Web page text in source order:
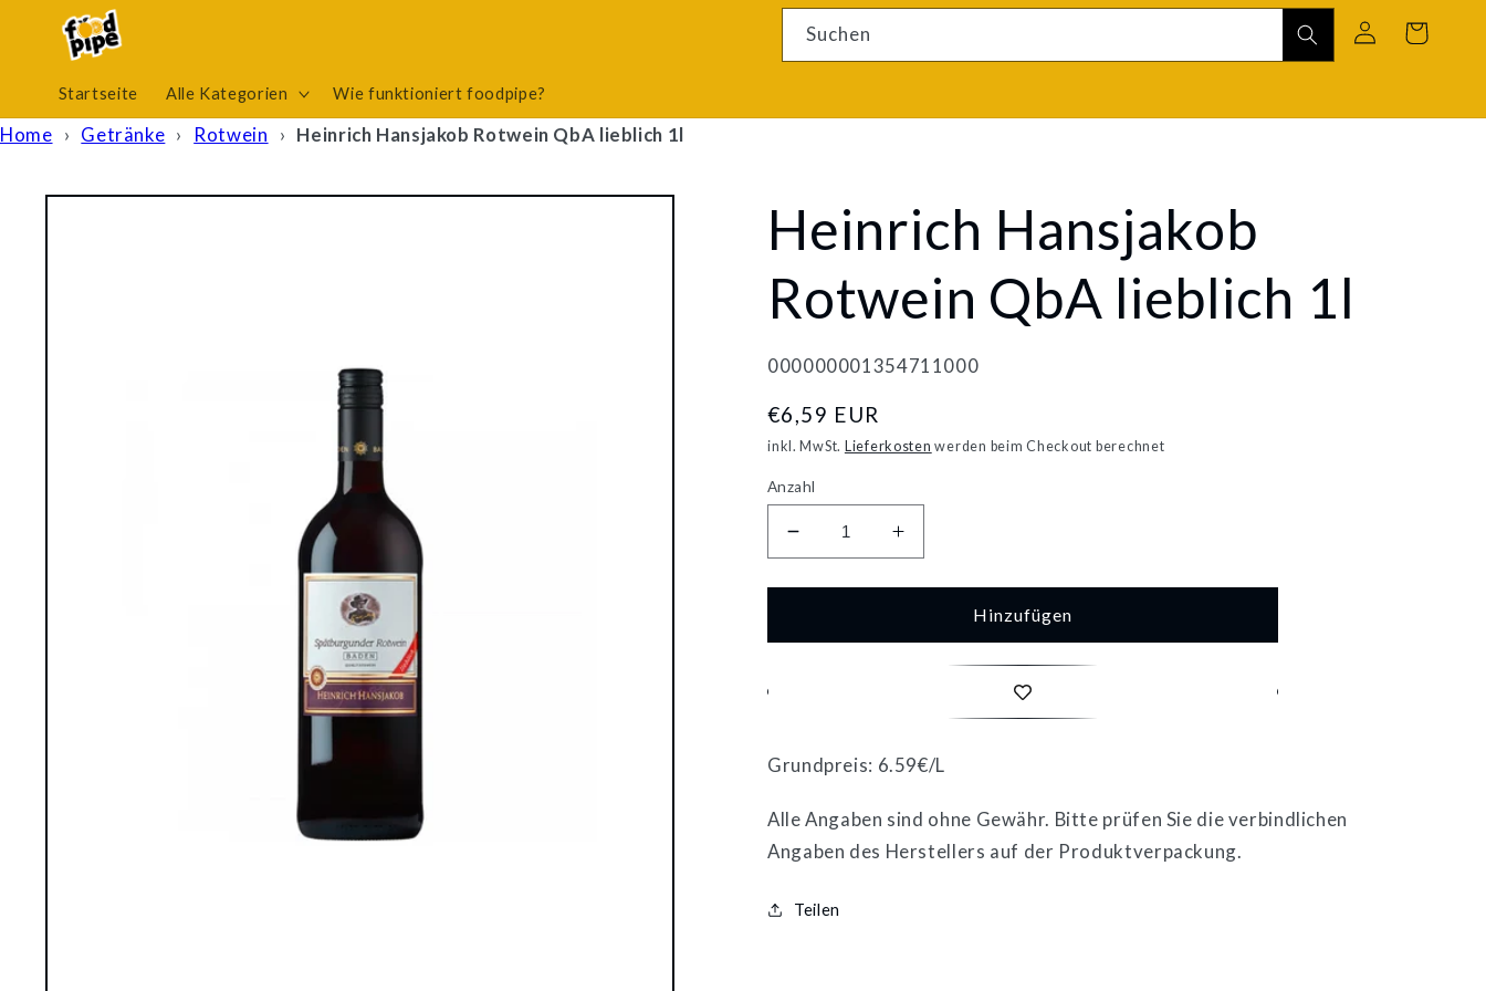
zum
Inhalt
Startseite Alle Kategorien Wie funktioniert foodpipe?
Suchen
4 Ergebnisse
EinloggenWarenkorb
Home › Getränke › Rotwein › Heinrich Hansjakob Rotwein QbA lieblich 1l
Zu
Heinrich Hansjakob
Rotwein QbA lieblich 1l
000000001354711000
Normaler
Preis
€6,59 EUR
inkl. MwSt. Lieferkosten werden beim Checkout berechnet
Anzahl
Verringere
die
Menge
Heinrich
1l
Erhöhe
die
Menge
Heinrich
Hansjakob
1l
Hinzufügen
Grundpreis: 6.59€/L
Alle Angaben sind ohne Gewähr. Bitte prüfen Sie die verbindlichen
Angaben des Herstellers auf der Produktverpackung.
Teilen